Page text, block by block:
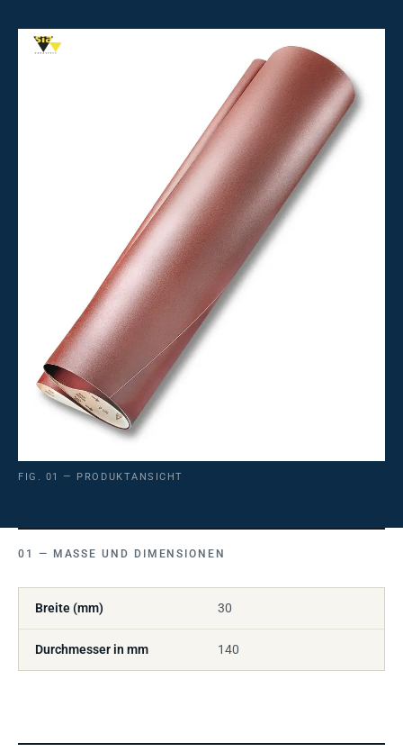
FIG. 01 — PRODUKTANSICHT
MASSE UND DIMENSIONEN
Breite (mm) 30
Durchmesser in mm 140